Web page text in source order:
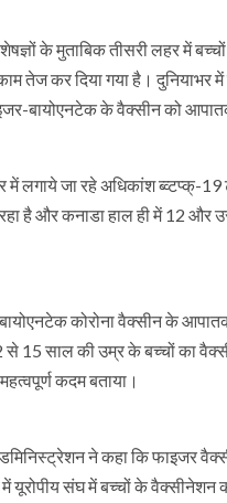
के मुताबिक तीसरी लहर में
तेज कर दिया गया है। दुनियाभर
बायोएनटेक के वैक्सीन को
में लगाये जा रहे अधिकांश ब्व्टप्क्-
है और कनाडा हाल ही में 12
कोरोना वैक्सीन के
से 15 साल की उम्र के बच्चों का
कदम बताया।
ने कहा कि फाइजर
यूरोपीय संघ में बच्चों के वैक्सीनेशन